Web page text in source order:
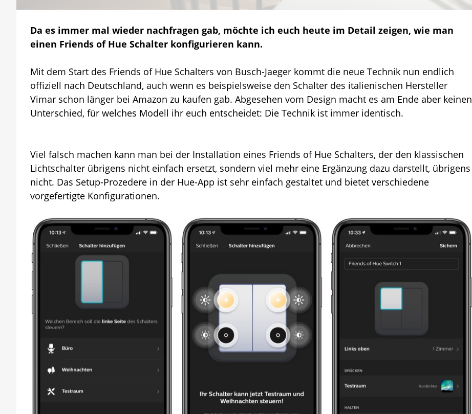
So
werden
Friends
Schalter
konfiguriert
Da es immer mal wieder nachfragen gab, möchte ich euch heute im Detail zeigen, wie man
einen Friends of Hue Schalter konfigurieren kann.
Mit dem Start des Friends of Hue Schalters von Busch-Jaeger kommt die neue Technik nun endlich
offiziell nach Deutschland, auch wenn es beispielsweise den Schalter des italienischen Hersteller
Vimar schon länger bei Amazon zu kaufen gab. Abgesehen vom Design macht es am Ende aber keinen
Unterschied, für welches Modell ihr euch entscheidet: Die Technik ist immer identisch.
Viel falsch machen kann man bei der Installation eines Friends of Hue Schalters, der den klassischen
Lichtschalter übrigens nicht einfach ersetzt, sondern viel mehr eine Ergänzung dazu darstellt, übrigens
nicht. Das Setup-Prozedere in der Hue-App ist sehr einfach gestaltet und bietet verschiedene
vorgefertigte Konfigurationen.